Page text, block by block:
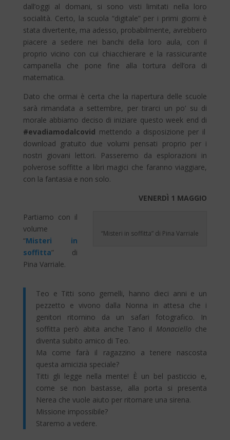
dall’oggi al domani, si sono visti limitati nella loro
socialità. Certo, la scuola “digitale” per i primi giorni è
stata divertente, ma adesso, probabilmente, avrebbero
piacere a sedere nei banchi della loro aula, con il
proprio vicino con cui chiacchierare e la rassicurante
campanella che pone fine alla tortura dell’ora di
matematica.
Dato che ormai è certa che la riapertura delle scuole
sarà rimandata a settembre, per tirarci un po’ su di
morale abbiamo deciso di iniziare questo week end di
#evadiamodalcovid mettendo a disposizione per il
download gratuito due volumi pensati proprio per i
nostri giovani lettori. Passeremo da esplorazioni in
polverose soffitte a libri magici che faranno viaggiare,
con la fantasia e non solo.
VENERDÌ 1 MAGGIO
“Misteri in soffitta” di Pina Varriale
Partiamo con il
volume
“Misteri in
soffitta” di
Pina Varriale.
Teo e Titti sono gemelli, hanno dieci anni e un
pezzetto e vivono dalla Nonna in attesa che i
genitori ritornino da un safari fotografico. In
soffitta però abita anche Tano il Monaciello che
diventa subito amico di Teo.
Ma come farà il ragazzino a tenere nascosta
questa amicizia speciale?
Titti gli legge nella mente! È un bel pasticcio e,
come se non bastasse, alla porta si presenta
Nerea che vuole aiuto per ritornare una sirena.
Missione impossibile?
Staremo a vedere.